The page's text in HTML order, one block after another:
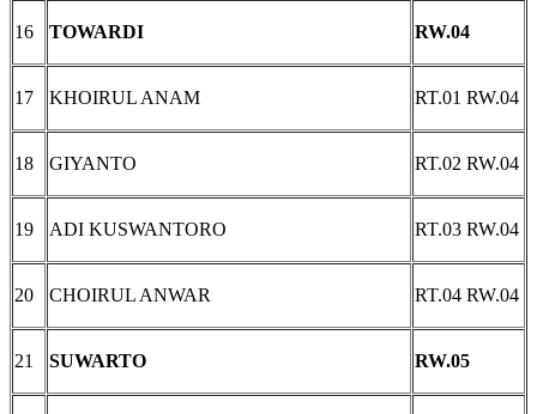
16 TOWARDI RW.04
17 KHOIRUL ANAM RT.01 RW.04
18 GIYANTO RT.02 RW.04
19 ADI KUSWANTORO RT.03 RW.04
20 CHOIRUL ANWAR RT.04 RW.04
21 SUWARTO RW.05